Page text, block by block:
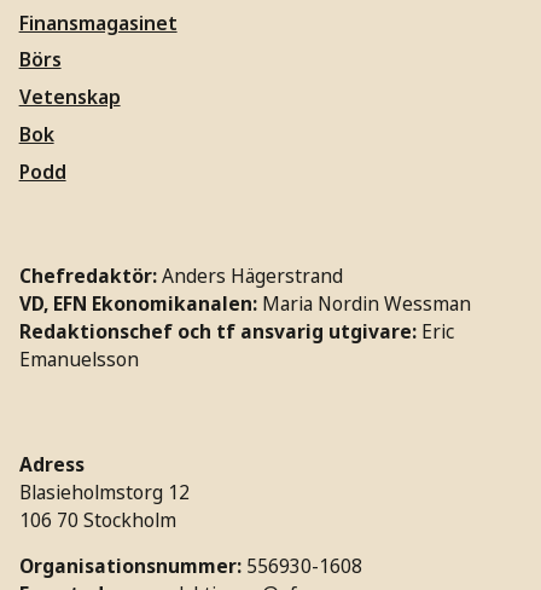
Finansmagasinet
Börs
Vetenskap
Bok
Podd
Chefredaktör:Anders Hägerstrand
VD, EFN Ekonomikanalen: Maria Nordin Wessman
Redaktionschef och tf ansvarig utgivare: Eric
Emanuelsson
Adress
Blasieholmstorg 12
106 70 Stockholm
Organisationsnummer: 556930-1608